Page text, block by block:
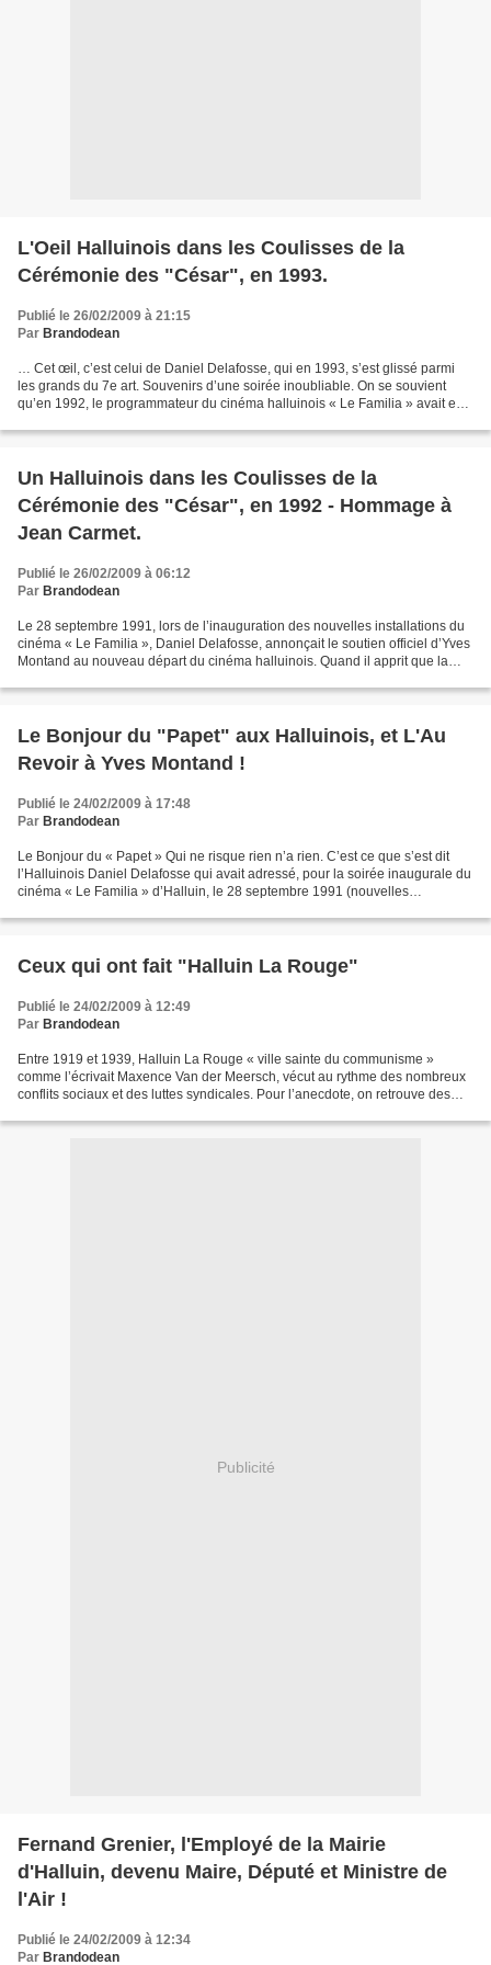
L'Oeil Halluinois dans les Coulisses de la
Cérémonie des "César", en 1993.
Publié le 26/02/2009 à 21:15
Par Brandodean
… Cet œil, c’est celui de Daniel Delafosse, qui en 1993, s’est glissé parmi
les grands du 7e art. Souvenirs d’une soirée inoubliable. On se souvient
qu’en 1992, le programmateur du cinéma halluinois « Le Familia » avait eu
Un Halluinois dans les Coulisses de la
Cérémonie des "César", en 1992 - Hommage à
Jean Carmet.
Publié le 26/02/2009 à 06:12
Par Brandodean
Le 28 septembre 1991, lors de l’inauguration des nouvelles installations du
cinéma « Le Familia », Daniel Delafosse, annonçait le soutien officiel d’Yves
Montand au nouveau départ du cinéma halluinois. Quand il apprit que la
Le Bonjour du "Papet" aux Halluinois, et L'Au
Revoir à Yves Montand !
Publié le 24/02/2009 à 17:48
Par Brandodean
Le Bonjour du « Papet » Qui ne risque rien n’a rien. C’est ce que s’est dit
l’Halluinois Daniel Delafosse qui avait adressé, pour la soirée inaugurale du
cinéma « Le Familia » d’Halluin, le 28 septembre 1991 (nouvelles
Ceux qui ont fait "Halluin La Rouge"
Publié le 24/02/2009 à 12:49
Par Brandodean
Entre 1919 et 1939, Halluin La Rouge « ville sainte du communisme »
comme l’écrivait Maxence Van der Meersch, vécut au rythme des nombreux
conflits sociaux et des luttes syndicales. Pour l’anecdote, on retrouve des
Publicité
Fernand Grenier, l'Employé de la Mairie
d'Halluin, devenu Maire, Député et Ministre de
l'Air !
Publié le 24/02/2009 à 12:34
Par Brandodean